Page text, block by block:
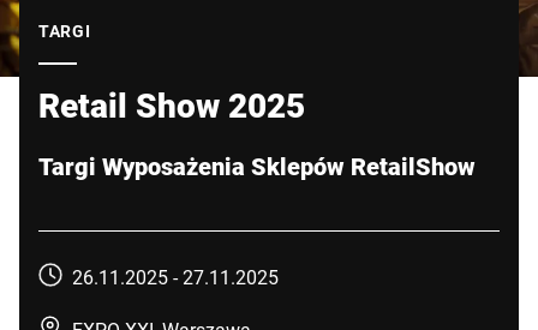
TARGI
Retail Show 2025
Targi Wyposażenia Sklepów RetailShow
26.11.2025 -27.11.2025